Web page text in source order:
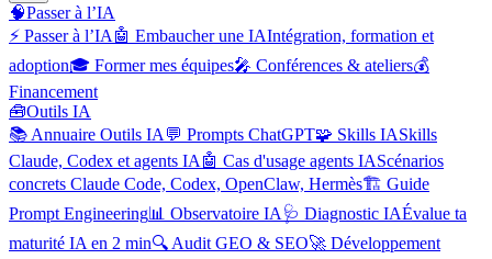
🧠Passer à l’IA
⚡ Passer à l’IA 🤖 Embaucher une IAIntégration, formation et
adoption🎓 Former mes équipes🎤 Conférences & ateliers💰
Financement
🧰Outils IA
📚 Annuaire Outils IA 💬 Prompts ChatGPT🧩 Skills IASkills
Claude, Codex et agents IA 🤖 Cas d'usage agents IAScénarios
concrets Claude Code, Codex, OpenClaw, Hermès🏗️ Guide
Prompt Engineering📊 Observatoire IA 🩺 Diagnostic IAÉvalue ta
maturité IA en 2 min🔍 Audit GEO & SEO🚀 Développement